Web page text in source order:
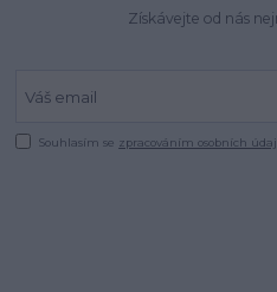
Získávejte od nás
Souhlasím se zpracováním osobních